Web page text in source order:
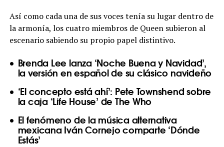
Así como cada una de sus voces tenía su lugar dentro de
la armonía, los cuatro miembros de Queen subieron al
escenario sabiendo su propio papel distintivo.
Brenda Lee lanza ‘Noche Buena y Navidad’,
la versión en español de su clásico navideño
‘El concepto está ahí’: Pete Townshend sobre
la caja ‘Life House’ de The Who
El fenómeno de la música alternativa
mexicana Iván Cornejo comparte ‘Dónde
Estás’